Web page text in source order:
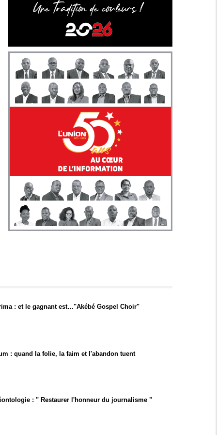
: et le gagnant est…"Akébé Gospel Choir"
: quand la folie, la faim et l'abandon tuent
: " Restaurer l'honneur du journalisme "